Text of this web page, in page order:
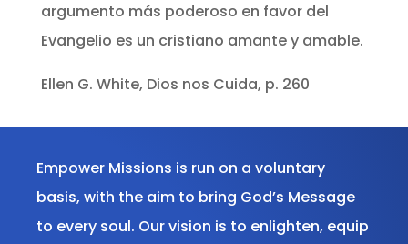
argumento más poderoso en favor del
Evangelio es un cristiano amante y amable.
Ellen G. White, Dios nos Cuida, p. 260
Empower Missions is run on a voluntary
basis, with the aim to bring God’s Message
to every soul. Our vision is to enlighten, equip